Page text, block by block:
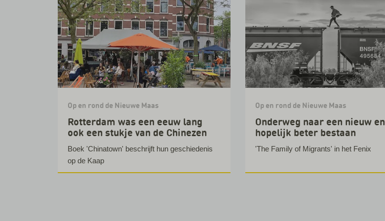
Op en rond de Nieuwe Maas
Rotterdam was een eeuw lang
ook een stukje van de Chinezen
Boek 'Chinatown' beschrijft hun geschiedenis
op de Kaap
Op en rond de Nieuwe Maas
Onderweg naar een nieuw en
hopelijk beter bestaan
'The Family of Migrants' in het Fenix